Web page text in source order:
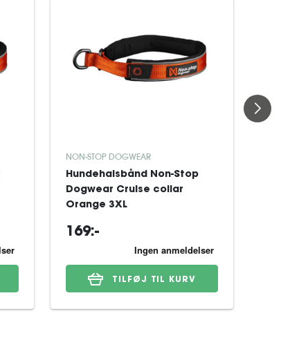
NON-STOP DOGWEAR
Hundehalsbånd Non-Stop
Dogwear Cruise collar
Orange 3XL
169:-
TILFØJ TIL KURV